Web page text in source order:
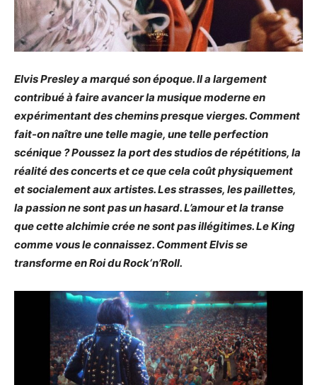
Elvis Presley a marqué son époque. Il a largement
contribué à faire avancer la musique moderne en
expérimentant des chemins presque vierges. Comment
fait-on naître une telle magie, une telle perfection
scénique ? Poussez la port des studios de répétitions, la
réalité des concerts et ce que cela coût physiquement
et socialement aux artistes. Les strasses, les paillettes,
la passion ne sont pas un hasard. L’amour et la transe
que cette alchimie crée ne sont pas illégitimes. Le King
comme vous le connaissez. Comment Elvis se
transforme en Roi du Rock‘n’Roll.